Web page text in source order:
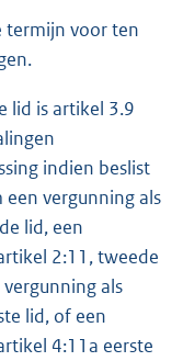
termijn voor ten
lid is artikel 3.9
indien beslist
vergunning als
lid, een
2:11, tweede
als
lid, of een
4:11a eerste